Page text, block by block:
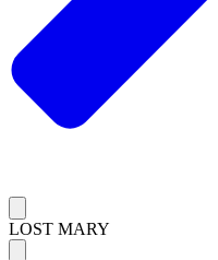
LOST MARY